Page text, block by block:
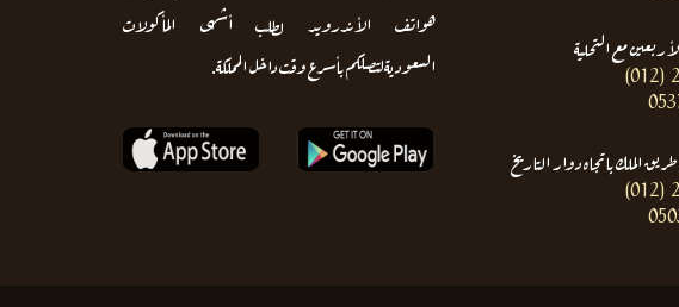
مع التحلية
(012)
الملك باتجاه دوار التاريخ
(012)
هواتف الأندرويد لطلب أشهى المأكولات
السعوديةلتصلكم بأسرع وقت داخل المملكة.